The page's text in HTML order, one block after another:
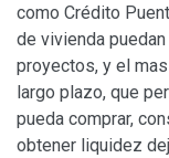
como Crédito
de vivienda
proyectos, y el
largo plazo, que
pueda comprar,
obtener liquidez